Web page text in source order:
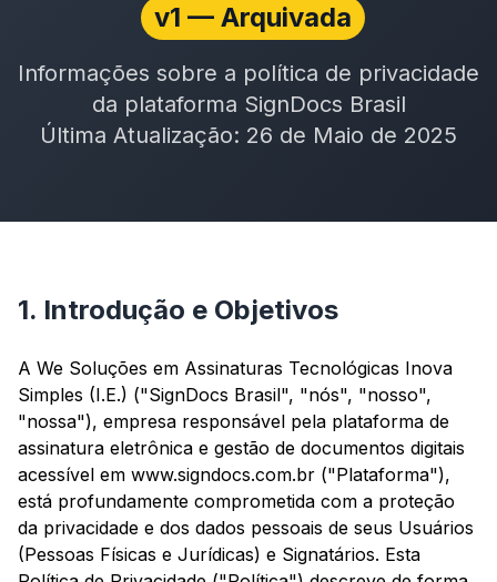
v1 — Arquivada
Informações sobre a política de privacidade
da plataforma SignDocs Brasil
Última Atualização: 26 de Maio de 2025
1. Introdução e Objetivos
A We Soluções em Assinaturas Tecnológicas Inova
Simples (I.E.) ("SignDocs Brasil", "nós", "nosso",
"nossa"), empresa responsável pela plataforma de
assinatura eletrônica e gestão de documentos digitais
acessível em www.signdocs.com.br ("Plataforma"),
está profundamente comprometida com a proteção
da privacidade e dos dados pessoais de seus Usuários
(Pessoas Físicas e Jurídicas) e Signatários. Esta